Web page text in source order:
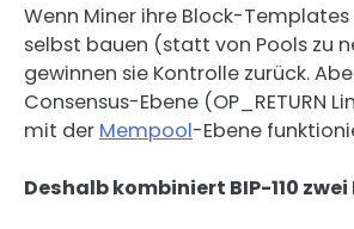
Wenn Miner ihre Block-Templates
selbst bauen (statt von Pools zu
gewinnen sie Kontrolle zurück.
Consensus-Ebene (OP_RETURN
mit der Mempool-Ebene
Deshalb kombiniert BIP-110 zwei